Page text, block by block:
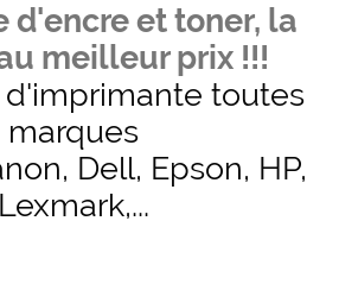
d'encre et toner, la
meilleur prix !!!
toutes
marques
Dell, Epson, HP,
Lexmark,...